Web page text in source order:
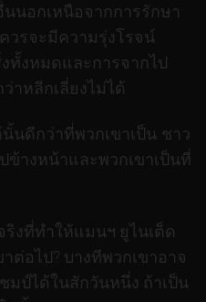
นอกเหนือจากการรักษา
รจะมีความรุ่งโรจน์
ทั้งหมดและการจากไป
าหลีกเลี่ยงไม่ได้
นดีกว่าที่พวกเขาเป็น ชาว
ข้างหน้าและพวกเขาเป็นที่
งที่ทำให้แมนฯ ยูไนเต็ด
ต่อไป? บางทีพวกเขาอาจ
มป์ได้ในสักวันหนึ่ง ถ้าเป็น